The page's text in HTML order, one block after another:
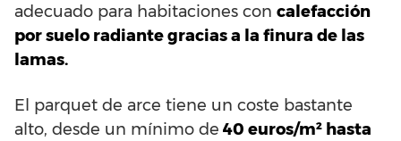
adecuado para habitaciones con calefacción
por suelo radiante gracias a la finura de las
lamas.
El parquet de arce tiene un coste bastante
alto, desde un mínimo de 40 euros/m² hasta